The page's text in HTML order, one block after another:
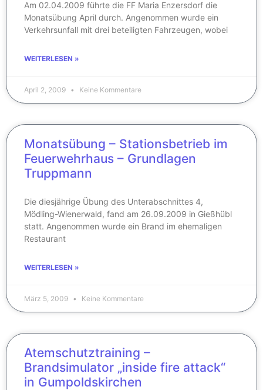
Am 02.04.2009 führte die FF Maria Enzersdorf die
Monatsübung April durch. Angenommen wurde ein
Verkehrsunfall mit drei beteiligten Fahrzeugen, wobei
WEITERLESEN »
April 2, 2009 Keine Kommentare
Monatsübung – Stationsbetrieb im
Feuerwehrhaus – Grundlagen
Truppmann
Die diesjährige Übung des Unterabschnittes 4,
Mödling-Wienerwald, fand am 26.09.2009 in Gießhübl
statt. Angenommen wurde ein Brand im ehemaligen
Restaurant
WEITERLESEN »
März 5, 2009 Keine Kommentare
Atemschutztraining –
Brandsimulator „inside fire attack“
in Gumpoldskirchen